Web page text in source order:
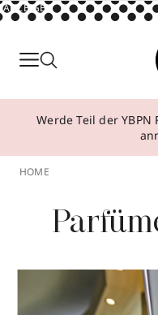
ANZEIGE
Parfum
Make-up
Über YBPN
Aktionen
Storefinder
Werde Teil der
HOME